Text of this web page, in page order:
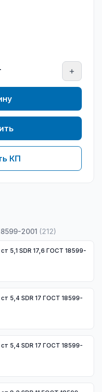
+
КП
2001 (212)